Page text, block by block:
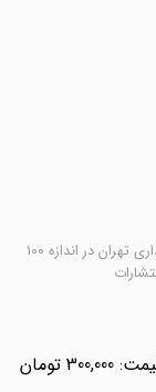
نقشه منطقه 5 شهرداری تهران در اندازه 100x70 سانتی‌متر و در مقیاس 1:12.500
300,000